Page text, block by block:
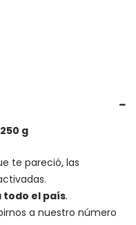
g
te pareció, las
todo el país.
a nuestro número